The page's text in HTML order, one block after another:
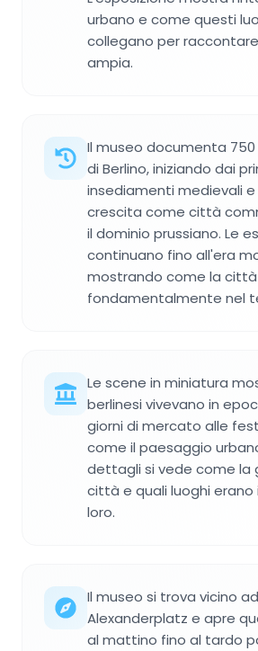
urbano e come questi
collegano per
ampia.
Il museo documenta
di Berlino, iniziando dai
insediamenti medievali e
crescita come città
il dominio prussiano. Le
continuano fino all'era
mostrando come la
fondamentalmente nel
Le scene in miniatura
berlinesi vivevano in
giorni di mercato alle
come il paesaggio
dettagli si vede come la
città e quali luoghi
loro.
Il museo si trova vicino ad
Alexanderplatz e apre
al mattino fino al tardo